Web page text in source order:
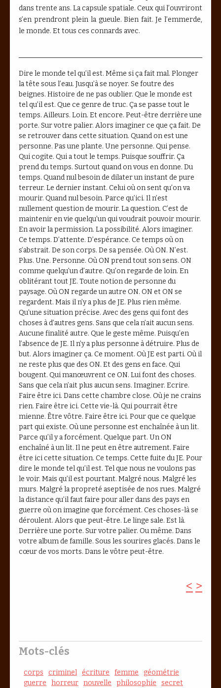
dans trente ans. La capsule spatiale. Ceux qui l’ouvriront
s’en prendront plein la gueule. Bien fait. Je l’emmerde,
le monde. Et tous ces connards avec.
Dire le monde tel qu’il est. Même si ça fait mal. Plonger
la tête sous l’eau. Jusqu’à se noyer. Se foutre des
beignes. Histoire de ne pas oublier. Que le monde est
tel qu’il est. Que ce genre de truc. Ça se passe tout le
temps. Ailleurs. Loin. Et encore. Peut-être derrière une
porte. Sur votre palier. Alors imaginer ce que ça fait. De
se retrouver dans cette situation. Quand on est une
personne. Pas une plante. Une personne. Qui pense.
Qui cogite. Qui a tout le temps. Puisque souffrir. Ça
prend du temps. Surtout quand on vous en donne. Du
temps. Quand nul besoin de dilater un instant de pure
terreur. Le dernier instant. Celui où on sent qu’on va
mourir. Quand nul besoin. Parce qu’ici. Il n’est
nullement question de mourir. La question. C’est de
maintenir en vie quelqu’un qui voudrait pouvoir mourir.
En avoir la permission. La possibilité. Alors imaginer.
Ce temps. D’attente. D’espérance. Ce temps où on
s’abstrait. De son corps. De sa pensée. Où ON. N’est.
Plus. Une. Personne. Où ON prend tout son sens. ON
comme quelqu’un d’autre. Qu’on regarde de loin. En
oblitérant tout JE. Toute notion de personne du
paysage. Où ON regarde un autre ON. ON et ON se
regardent. Mais il n’y a plus de JE. Plus rien même.
Qu’une situation précise. Avec des gens qui font des
choses à d’autres gens. Sans que cela n’ait aucun sens.
Aucune finalité autre. Que le geste même. Puisqu’en
l’absence de JE. Il n’y a plus personne à détruire. Plus de
but. Alors imaginer ça. Ce moment. Où JE est parti. Où il
ne reste plus que des ON. Et des gens en face. Qui
bougent. Qui manœuvrent ce ON. Lui font des choses.
Sans que cela n’ait plus aucun sens. Imaginer. Ecrire.
Faire être ici. Dans cette chambre close. Où je ne crains
rien. Faire être ici. Cette vie-là. Qui pourrait être
mienne. Être vôtre. Faire être ici. Pour que ce quelque
part qui existe. Où une personne est enchaînée à un lit.
Parce qu’il y a forcément. Quelque part. Un ON
enchaîné à un lit. Il ne peut en être autrement. Faire
être ici cette situation. Ce temps. Cette fuite du JE. Pour
dire le monde tel qu’il est. Tel que nous ne voulons pas
le voir. Mais qu’il est pourtant. Malgré nous. Malgré les
murs. Malgré la propreté aseptisée de nos rues. Malgré
la distance qu’il faut faire pour aller dans des pays en
guerre où on imagine que forcément. Ces choses-là se
déroulent. Alors que peut-être. Le linge sale. Est là.
Derrière une porte. Sur votre palier. Ou même. Dans
votre album de famille. Sous les sourires glacés. Dans le
cœur de vos morts. Dans le vôtre peut-être.
< >
Mots-clés
corps criminel écriture femme
géométrie
guerre
horreur nouvelle philosophie
secret